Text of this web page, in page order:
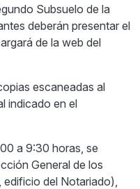
Subsuelo de la
deberán presentar el
de la web del
escaneadas al
indicado en el
a 9:30 horas, se
General de los
del Notariado),